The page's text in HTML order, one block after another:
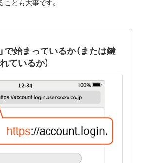
とも大事です。
で始まっているか（または鍵
ているか）